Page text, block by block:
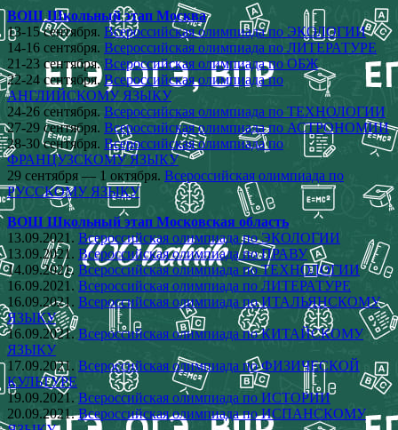
ВОШ Школьный этап Москва
13-15 сентября. Всероссийская олимпиада по ЭКОЛОГИИ
14-16 сентября. Всероссийская олимпиада по ЛИТЕРАТУРЕ
21-23 сентября.Всероссийская олимпиада по ОБЖ
22-24 сентября.Всероссийская олимпиада по
АНГЛИЙСКОМУ ЯЗЫКУ
24-26 сентября. Всероссийская олимпиада по ТЕХНОЛОГИИ
27-29 сентября. Всероссийская олимпиада по АСТРОНОМИИ
28-30 сентября. Всероссийская олимпиада по
ФРАНЦУЗСКОМУ ЯЗЫКУ
29 сентября — 1 октября. Всероссийская олимпиада по
РУССКОМУ ЯЗЫКУ
ВОШ Школьный этап Московская область
13.09.2021. Всероссийская олимпиада по ЭКОЛОГИИ
13.09.2021. Всероссийская олимпиада по ПРАВУ
14.09.2021.Всероссийская олимпиада по ТЕХНОЛОГИИ
16.09.2021. Всероссийская олимпиада по ЛИТЕРАТУРЕ
16.09.2021. Всероссийская олимпиада по ИТАЛЬЯНСКОМУ
ЯЗЫКУ
16.09.2021.Всероссийская олимпиада по КИТАЙСКОМУ
ЯЗЫКУ
17.09.2021. Всероссийская олимпиада по ФИЗИЧЕСКОЙ
КУЛЬТУРЕ
19.09.2021. Всероссийская олимпиада по ИСТОРИИ
20.09.2021.Всероссийская олимпиада по ИСПАНСКОМУ